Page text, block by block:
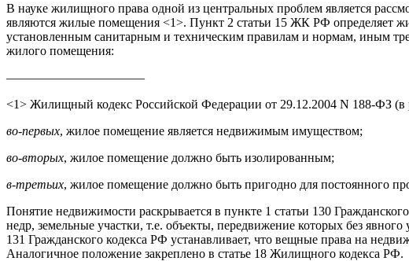
В науке жилищного права одной из центральных проблем является
являются жилые помещения <1>. Пункт 2 статьи 15 ЖК РФ определяет
установленным санитарным и техническим правилам и нормам, иным
жилого помещения:
———————————
<1> Жилищный кодекс Российской Федерации от 29.12.2004 N 188-ФЗ (в
во-первых, жилое помещение является недвижимым имуществом;
во-вторых, жилое помещение должно быть изолированным;
в-третьих, жилое помещение должно быть пригодно для постоянного
Понятие недвижимости раскрывается в пункте 1 статьи 130
недр, земельные участки, т.е. объекты, передвижение которых без
131 Гражданского кодекса РФ устанавливает, что вещные права на
Аналогичное положение закреплено в статье 18 Жилищного кодекса РФ.